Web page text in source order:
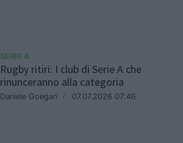
SERIE A
Rugby ritiri: I club di Serie A che
rinunceranno alla categoria
Daniele Goegan / 07.07.2026 07:46